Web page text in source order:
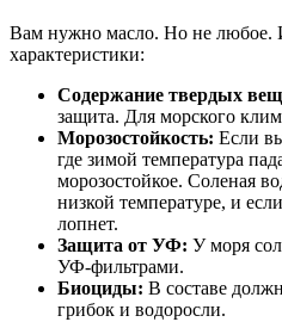
Вам нужно масло. Но не любое.
характеристики:
Содержание твердых
защита. Для морского
Морозостойкость: Если
где зимой температура
морозостойкое. Соленая
низкой температуре, и
лопнет.
Защита от УФ: У моря
УФ-фильтрами.
Биоциды: В составе
грибок и водоросли.